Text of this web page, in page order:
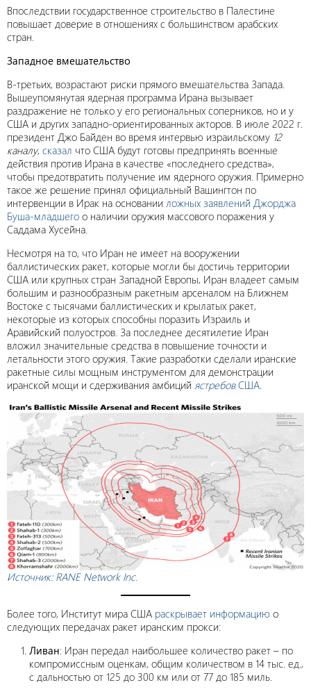
Впоследствии государственное строительство в Палестине
повышает доверие в отношениях с большинством арабских
стран.
Западное вмешательство
В-третьих, возрастают риски прямого вмешательства Запада.
Вышеупомянутая ядерная программа Ирана вызывает
раздражение не только у его региональных соперников, но и у
США и других западно-ориентированных акторов. В июле 2022 г.
президент Джо Байден во время интервью израильскому 12
каналу, сказал что США будут готовы предпринять военные
действия против Ирана в качестве «последнего средства»,
чтобы предотвратить получение им ядерного оружия. Примерно
такое же решение принял официальный Вашингтон по
интервенции в Ирак на основании ложных заявлений Джорджа
Буша-младшего о наличии оружия массового поражения у
Саддама Хусейна.
Несмотря на то, что Иран не имеет на вооружении
баллистических ракет, которые могли бы достичь территории
США или крупных стран Западной Европы, Иран владеет самым
большим и разнообразным ракетным арсеналом на Ближнем
Востоке с тысячами баллистических и крылатых ракет,
некоторые из которых способны поразить Израиль и
Аравийский полуостров. За последнее десятилетие Иран
вложил значительные средства в повышение точности и
летальности этого оружия. Такие разработки сделали иранские
ракетные силы мощным инструментом для демонстрации
иранской мощи и сдерживания амбиций ястребовСША.
Источник: RANE Network Inc.
Более того, Институт мира США раскрывает информацию о
следующих передачах ракет иранским прокси:
Ливан: Иран передал наибольшее количество ракет – по
компромиссным оценкам, общим количеством в 14 тыс. ед.,
с дальностью от 125 до 300 км или от 77 до 185 миль.